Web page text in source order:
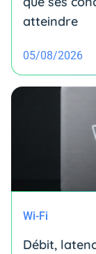
atteindre
05/08/2026
Wi-Fi
Débit,